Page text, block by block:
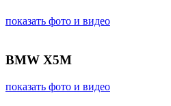
показать фото и видео
BMW X5M
показать фото и видео